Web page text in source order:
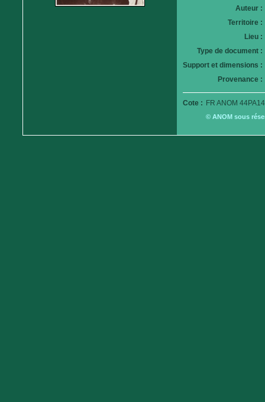
Auteur :
Territoire :
Lieu :
Type de document :
Support et dimensions :
Provenance :
Cote : FR ANOM
© ANOM sous